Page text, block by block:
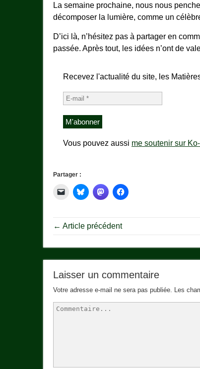
La semaine prochaine, nous nous
décomposer la lumière, comme un
D’ici là, n’hésitez pas à partager en
passée. Après tout, les idées n’ont de
Recevez l'actualité du site, les
Vous pouvez aussi me soutenir sur
Partager :
← Article précédent
Laisser un commentaire
Votre adresse e-mail ne sera pas publiée. Les